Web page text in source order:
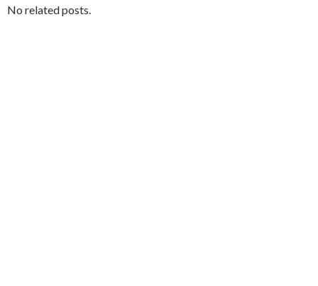
No related posts.